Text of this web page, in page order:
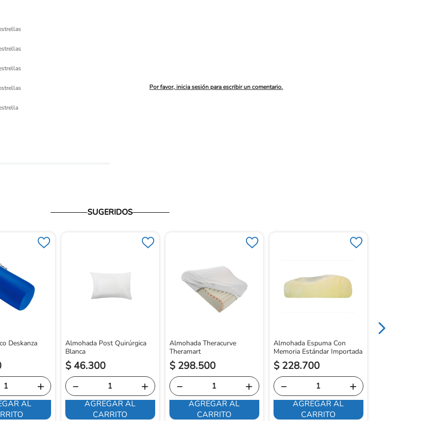
Por favor, inicia sesión para escribir un comentario.
SUGERIDOS
Deskanza
＋
AL
Almohada Post Quirúrgica
Blanca
$ 46.300
＋
－
AGREGAR AL
CARRITO
Almohada Theracurve
Theramart
$ 298.500
＋
－
AGREGAR AL
CARRITO
Almohada Espuma Con
Memoria Estándar Importada
$ 228.700
＋
－
AGREGAR AL
CARRITO